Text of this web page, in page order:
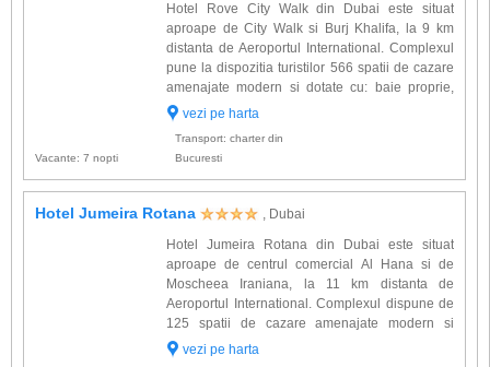
Hotel Rove City Walk din Dubai este situat
aproape de City Walk si Burj Khalifa, la 9 km
distanta de Aeroportul International. Complexul
pune la dispozitia turistilor 566 spatii de cazare
amenajate modern si dotate cu: baie proprie,
uscator de par, acces internet WiFi, aer
Alte faci...
vezi pe harta
Vacante: 7 nopti
Transport: charter din
Bucuresti
Hotel Jumeira Rotana
, Dubai
Hotel Jumeira Rotana din Dubai este situat
aproape de centrul comercial Al Hana si de
Moscheea Iraniana, la 11 km distanta de
Aeroportul International. Complexul dispune de
125 spatii de cazare amenajate modern si
dotate cu: baie proprie, articole de toaleta, aer
vezi pe harta